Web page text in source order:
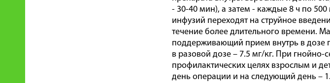
- 30-40 мин), а затем - каждые 8 ч по
инфузий переходят на струйное
течение более длительного времени.
поддерживающий прием внутрь в дозе
в разовой дозе – 7.5 мг/кг. При гнойно-
профилактических целях взрослым и
день операции и на следующий день –